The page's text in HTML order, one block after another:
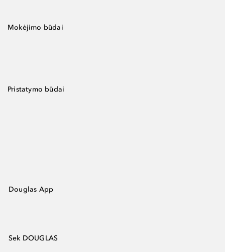
Mokėjimo būdai
Pristatymo būdai
Douglas App
Sek DOUGLAS